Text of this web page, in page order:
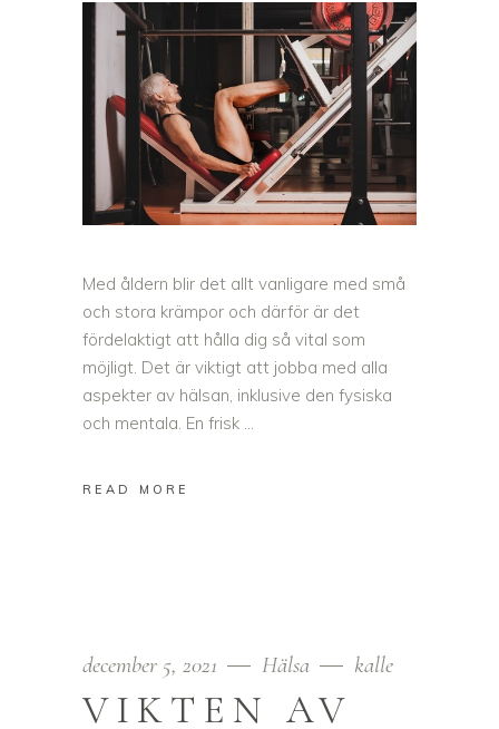
Med åldern blir det allt vanligare med små
och stora krämpor och därför är det
fördelaktigt att hålla dig så vital som
möjligt. Det är viktigt att jobba med alla
aspekter av hälsan, inklusive den fysiska
och mentala. En frisk
READ MORE
december 5, 2021 Hälsa kalle
VIKTEN AV